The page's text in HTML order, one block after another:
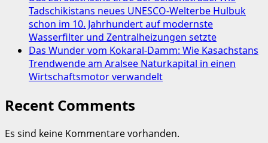
Tadschikistans neues UNESCO-Welterbe Hulbuk
schon im 10. Jahrhundert auf modernste
Wasserfilter und Zentralheizungen setzte
Das Wunder vom Kokaral-Damm: Wie Kasachstans
Trendwende am Aralsee Naturkapital in einen
Wirtschaftsmotor verwandelt
Recent Comments
Es sind keine Kommentare vorhanden.